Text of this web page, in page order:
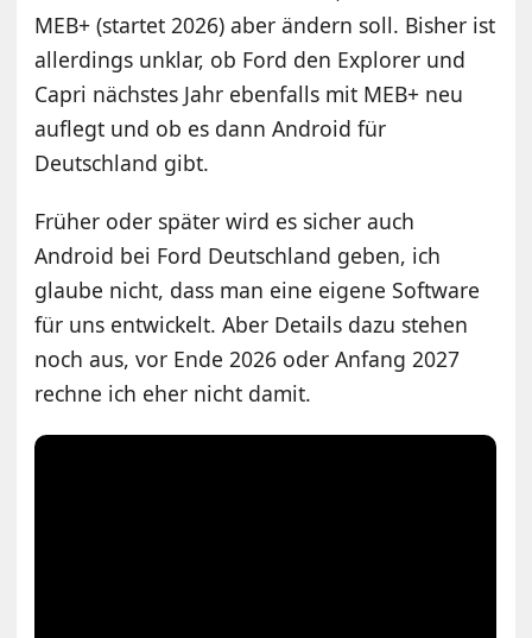
MEB+ (startet 2026) aber ändern soll. Bisher ist
allerdings unklar, ob Ford den Explorer und
Capri nächstes Jahr ebenfalls mit MEB+ neu
auflegt und ob es dann Android für
Deutschland gibt.
Früher oder später wird es sicher auch
Android bei Ford Deutschland geben, ich
glaube nicht, dass man eine eigene Software
für uns entwickelt. Aber Details dazu stehen
noch aus, vor Ende 2026 oder Anfang 2027
rechne ich eher nicht damit.